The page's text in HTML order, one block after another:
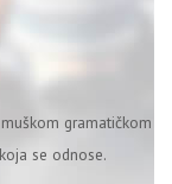
gramatičkom
se odnose.